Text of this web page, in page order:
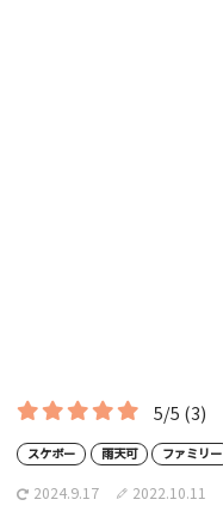
5/5 (3)
スケボー 雨天可 ファミリー
2024.9.17 2022.10.11